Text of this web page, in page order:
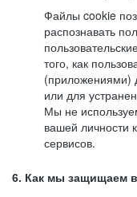
Файлы cookie
распознавать
того, как
(приложениями)
или для
Мы не
вашей личности
сервисов.
6. Как мы защищаем